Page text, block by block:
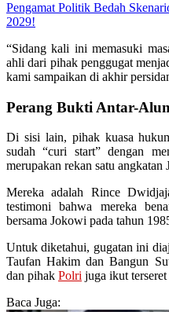
Pengamat Politik Bedah
2029!
“Sidang kali ini memasuki
ahli dari pihak penggugat
kami sampaikan di akhir
Perang Bukti Antar-
Di sisi lain, pihak kuasa
sudah “curi start” dengan
merupakan rekan satu angkatan
Mereka adalah Rince
testimoni bahwa mereka
bersama Jokowi pada tahun
Untuk diketahui, gugatan ini
Taufan Hakim dan Bangun
dan pihak Polri juga ikut
Baca Juga: